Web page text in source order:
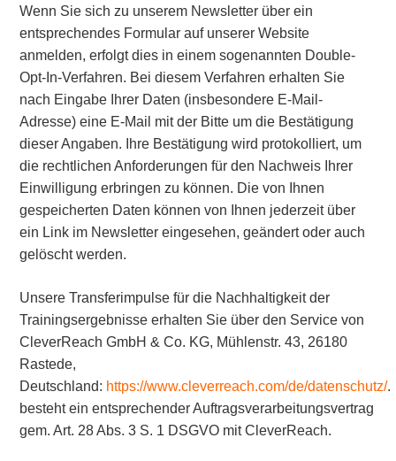
Wenn Sie sich zu unserem Newsletter über ein
entsprechendes Formular auf unserer Website
anmelden, erfolgt dies in einem sogenannten Double-
Opt-In-Verfahren. Bei diesem Verfahren erhalten Sie
nach Eingabe Ihrer Daten (insbesondere E-Mail-
Adresse) eine E-Mail mit der Bitte um die Bestätigung
dieser Angaben. Ihre Bestätigung wird protokolliert, um
die rechtlichen Anforderungen für den Nachweis Ihrer
Einwilligung erbringen zu können. Die von Ihnen
gespeicherten Daten können von Ihnen jederzeit über
ein Link im Newsletter eingesehen, geändert oder auch
gelöscht werden.
Unsere Transferimpulse für die Nachhaltigkeit der
Trainingsergebnisse erhalten Sie über den Service von
CleverReach GmbH & Co. KG, Mühlenstr. 43, 26180
Rastede,
Deutschland: https://www.cleverreach.com/de/datenschutz/.
besteht ein entsprechender Auftragsverarbeitungsvertrag
gem. Art. 28 Abs. 3 S. 1 DSGVO mit CleverReach.